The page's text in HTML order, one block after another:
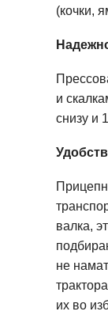
(кочки,
и
снизу и
валка,
не
их во